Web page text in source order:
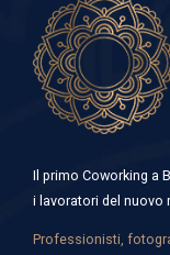
Il primo Coworking a
i lavoratori del nuovo
Professionisti,